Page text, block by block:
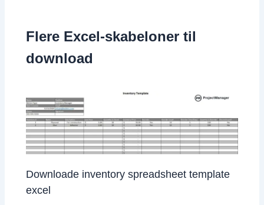
Flere Excel-skabeloner til
download
Downloade inventory spreadsheet template
excel